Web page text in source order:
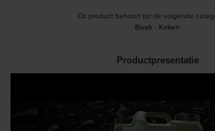
Dit product behoort tot de volgende
Bivak - Koken
Productpresentatie